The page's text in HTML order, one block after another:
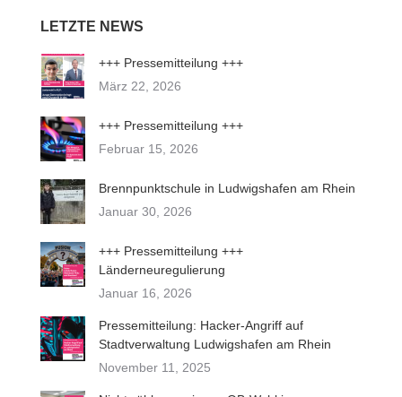
LETZTE NEWS
+++ Pressemitteilung +++
März 22, 2026
+++ Pressemitteilung +++
Februar 15, 2026
Brennpunktschule in Ludwigshafen am Rhein
Januar 30, 2026
+++ Pressemitteilung +++
Länderneuregulierung
Januar 16, 2026
Pressemitteilung: Hacker-Angriff auf
Stadtverwaltung Ludwigshafen am Rhein
November 11, 2025